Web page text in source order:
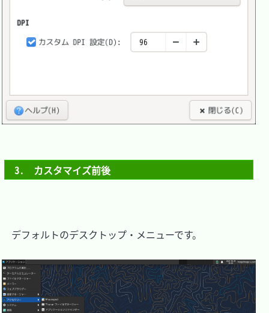
3.　カスタマイズ前後
デフォルトのデスクトップ・メニューです。